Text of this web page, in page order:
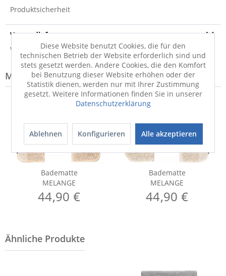
Produktsicherheit
Versandinfo
Weitere Informationen zum Versand...
Modell-Familie: MELANGE
Badematte
MELANGE
44,90 €
Badematte
MELANGE
44,90 €
Diese Website benutzt Cookies, die für den
technischen Betrieb der Website erforderlich sind und
stets gesetzt werden. Andere Cookies, die den Komfort
bei Benutzung dieser Website erhöhen oder der
Statistik dienen, werden nur mit Ihrer Zustimmung
gesetzt. Weitere Informationen finden Sie in unserer
Datenschutzerklärung
Ablehnen Konfigurieren Alle akzeptieren